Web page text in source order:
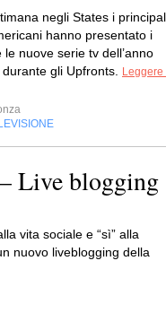
negli States i
hanno presentato i
le nuove serie tv dell’anno
gli Upfronts.
Leggere
Live blogging
vita sociale e “sì” alla
nuovo liveblogging della